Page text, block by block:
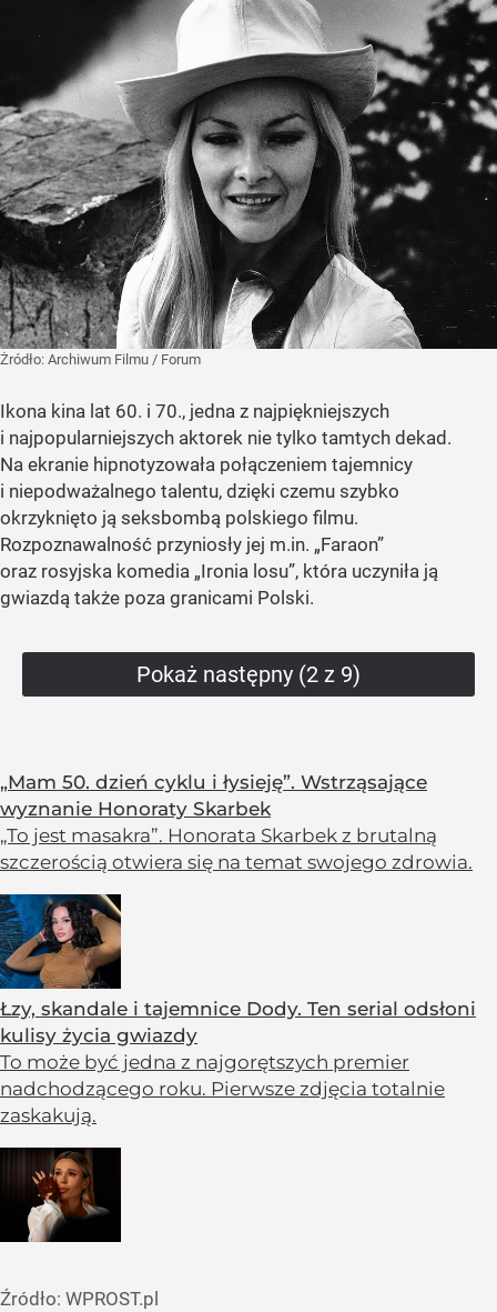
Żródło: Archiwum Filmu / Forum
Ikona kina lat 60. i 70., jedna z najpiękniejszych
i najpopularniejszych aktorek nie tylko tamtych dekad.
Na ekranie hipnotyzowała połączeniem tajemnicy
i niepodważalnego talentu, dzięki czemu szybko
okrzyknięto ją seksbombą polskiego filmu.
Rozpoznawalność przyniosły jej m.in. „Faraon”
oraz rosyjska komedia „Ironia losu”, która uczyniła ją
gwiazdą także poza granicami Polski.
Pokaż następny (2 z 9)
„Mam 50. dzień cyklu i łysieję”. Wstrząsające
wyznanie Honoraty Skarbek
„To jest masakra”. Honorata Skarbek z brutalną
szczerością otwiera się na temat swojego zdrowia.
Łzy, skandale i tajemnice Dody. Ten serial odsłoni
kulisy życia gwiazdy
To może być jedna z najgorętszych premier
nadchodzącego roku. Pierwsze zdjęcia totalnie
zaskakują.
Źródło: WPROST.pl